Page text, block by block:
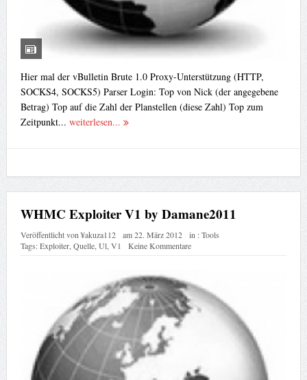
Hier mal der vBulletin Brute 1.0 Proxy-Unterstützung (HTTP,
SOCKS4, SOCKS5) Parser Login: Top von Nick (der angegebene
Betrag) Top auf die Zahl der Planstellen (diese Zahl) Top zum
Zeitpunkt... weiterlesen...
WHMC Exploiter V1 by Damane2011
Veröffentlicht von¥akuza112 am22. März 2012 in :Tools
Tags:Exploiter, Quelle, Ul, V1 Keine Kommentare